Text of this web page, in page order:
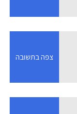
צפה בתשובה